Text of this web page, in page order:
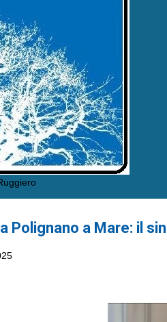
Polignano a Mare: il